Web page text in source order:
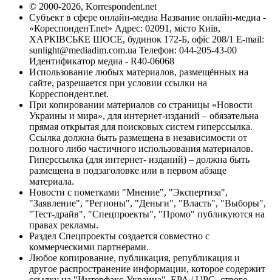
© 2000-2026, Korrespondent.net
Субъект в сфере онлайн-медиа Название онлайн-медиа -
«КореспонденТ.net» Адрес: 02091, місто Київ,
ХАРКІВСЬКЕ ШОСЕ, будинок 172-Б, офіс 208/1 E-mail:
sunlight@mediadim.com.ua Телефон: 044-205-43-00
Идентификатор медиа - R40-06068
Использование любых материалов, размещённых на
сайте, разрешается при условии ссылки на
Корреспондент.net.
При копировании материалов со страницы «Новости
Украины и мира», для интернет-изданий – обязательна
прямая открытая для поисковых систем гиперссылка.
Ссылка должна быть размещена в независимости от
полного либо частичного использования материалов.
Гиперссылка (для интернет- изданий) – должна быть
размещена в подзаголовке или в первом абзаце
материала.
Новости с пометками "Мнение", "Экспертиза",
"Заявление", "Регионы", "Деньги", "Власть", "Выборы",
"Тест-драйв", "Спецпроекты", "Промо" публикуются на
правах рекламы.
Раздел Спецпроекты создается совместно с
коммерческими партнерами.
Любое копирование, публикация, републикация и
другое распространение информации, которое содержит